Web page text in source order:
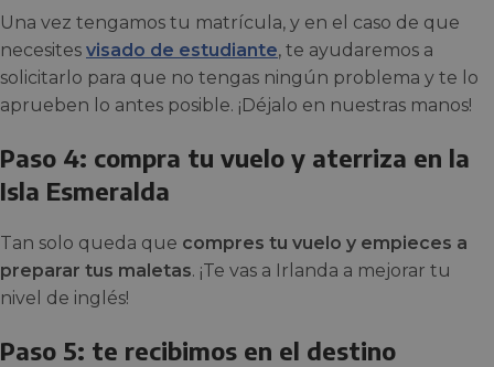
Una vez tengamos tu matrícula, y en el caso de que
necesites visado de estudiante, te ayudaremos a
solicitarlo para que no tengas ningún problema y te lo
aprueben lo antes posible. ¡Déjalo en nuestras manos!
Paso 4: compra tu vuelo y aterriza en la
Isla Esmeralda
Tan solo queda que compres tu vuelo y empieces a
preparar tus maletas. ¡Te vas a Irlanda a mejorar tu
nivel de inglés!
Paso 5: te recibimos en el destino